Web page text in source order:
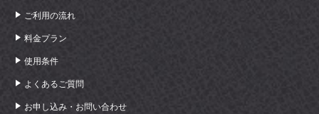
ご利用の流れ
料金プラン
使用条件
よくあるご質問
お申し込み・お問い合わせ